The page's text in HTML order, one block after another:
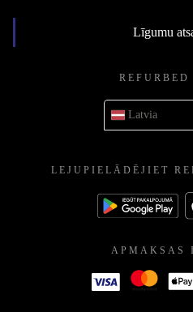
Līgumu
Latvia
LEJUPIELĀDĒJIET
APMAKSAS